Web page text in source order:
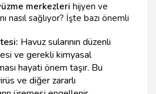
merkezleri hijyen ve
nasıl sağlıyor? İşte bazı önemli
Havuz sularının düzenli
ve gerekli kimyasal
hayati önem taşır. Bu
ve diğer zararlı